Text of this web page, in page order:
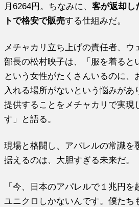
月6264円。ちなみに、客が返却し
トで格安で販売する仕組みだ。
メチャカリ立ち上げの責任者、ウ
部長の松村映子は、「服を着ると
という女性がたくさんいるのに、
入れる場所がないという悩みがあ
提供することをメチャカリで実現
す」と語る。
現場と格闘し、アパレルの常識を
据えるのは、大胆すぎる未来だ。
「今、日本のアパレルで１兆円
ユニクロしかないんです。僕たち